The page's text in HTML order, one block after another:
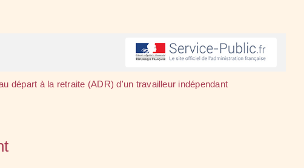
départ à la retraite (ADR) d'un travailleur indépendant